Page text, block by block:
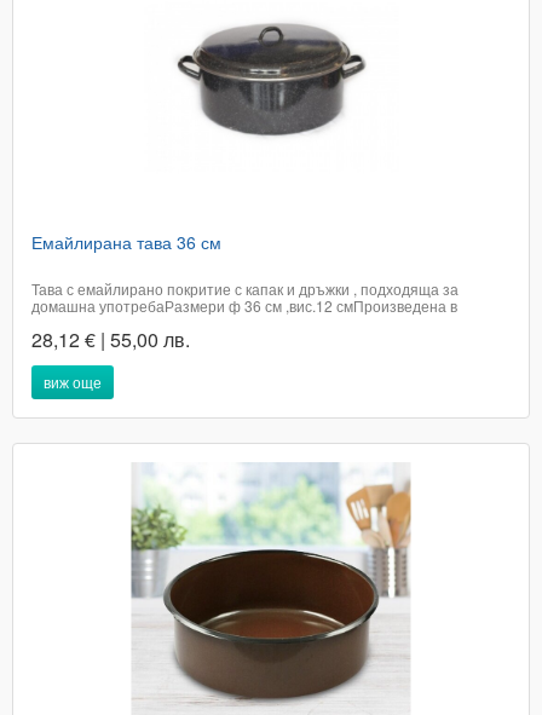
Емайлирана тава 36 см
Тава с емайлирано покритие с капак и дръжки , подходяща за
домашна употребаРазмери ф 36 см ,вис.12 смПроизведена в
сметка на купувача.При поръчка в графа доставка посочете удобен
за вас адрес или офис на Еконт...
28,12 € | 55,00 лв.
виж още